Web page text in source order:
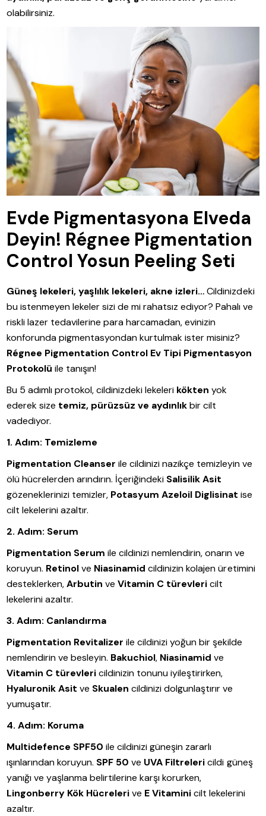
olabilirsiniz.
Evde Pigmentasyona Elveda
Deyin! Régnee Pigmentation
Control Yosun Peeling Seti
Güneş lekeleri, yaşlılık lekeleri, akne izleri…Cildinizdeki
bu istenmeyen lekeler sizi de mi rahatsız ediyor? Pahalı ve
riskli lazer tedavilerine para harcamadan, evinizin
konforunda pigmentasyondan kurtulmak ister misiniz?
Régnee Pigmentation Control Ev Tipi Pigmentasyon
Protokolü ile tanışın!
Bu 5 adımlı protokol, cildinizdeki lekeleri kökten yok
ederek size temiz, pürüzsüz ve aydınlıkbir cilt
vadediyor.
1. Adım: Temizleme
Pigmentation Cleanser ile cildinizi nazikçe temizleyin ve
ölü hücrelerden arındırın. İçeriğindeki Salisilik Asit
gözeneklerinizi temizler, Potasyum Azeloil Diglisinat ise
cilt lekelerini azaltır.
2. Adım: Serum
Pigmentation Serum ile cildinizi nemlendirin, onarın ve
koruyun. Retinolve Niasinamid cildinizin kolajen üretimini
desteklerken,Arbutin veVitamin C türevlericilt
lekelerini azaltır.
3. Adım: Canlandırma
Pigmentation Revitalizer ile cildinizi yoğun bir şekilde
nemlendirin ve besleyin. Bakuchiol, Niasinamid ve
Vitamin C türevlericildinizin tonunu iyileştirirken,
Hyaluronik Asit ve Skualen cildinizi dolgunlaştırır ve
yumuşatır.
4. Adım: Koruma
Multidefence SPF50 ile cildinizi güneşin zararlı
ışınlarından koruyun. SPF 50 ve UVA Filtrelericildi güneş
yanığı ve yaşlanma belirtilerine karşı korurken,
Lingonberry Kök Hücrelerive E Vitaminicilt lekelerini
azaltır.